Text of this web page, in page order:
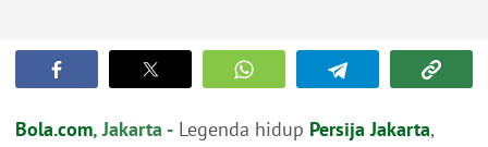
Bola.com, Jakarta - Legenda hidup Persija Jakarta,